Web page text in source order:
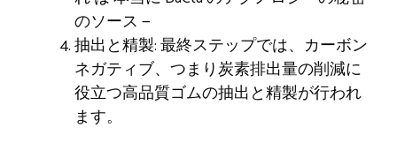
のソース —
抽出と精製: 最終ステップでは、カーボン
ネガティブ、つまり炭素排出量の削減に
役立つ高品質ゴムの抽出と精製が行われ
ます。